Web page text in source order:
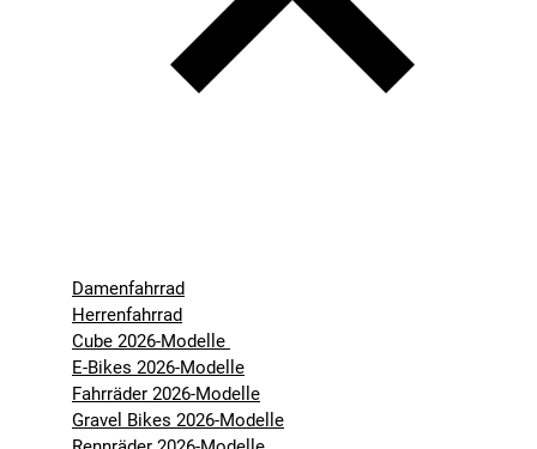
Damenfahrrad
Herrenfahrrad
Cube 2026-Modelle
E-Bikes 2026-Modelle
Fahrräder 2026-Modelle
Gravel Bikes 2026-Modelle